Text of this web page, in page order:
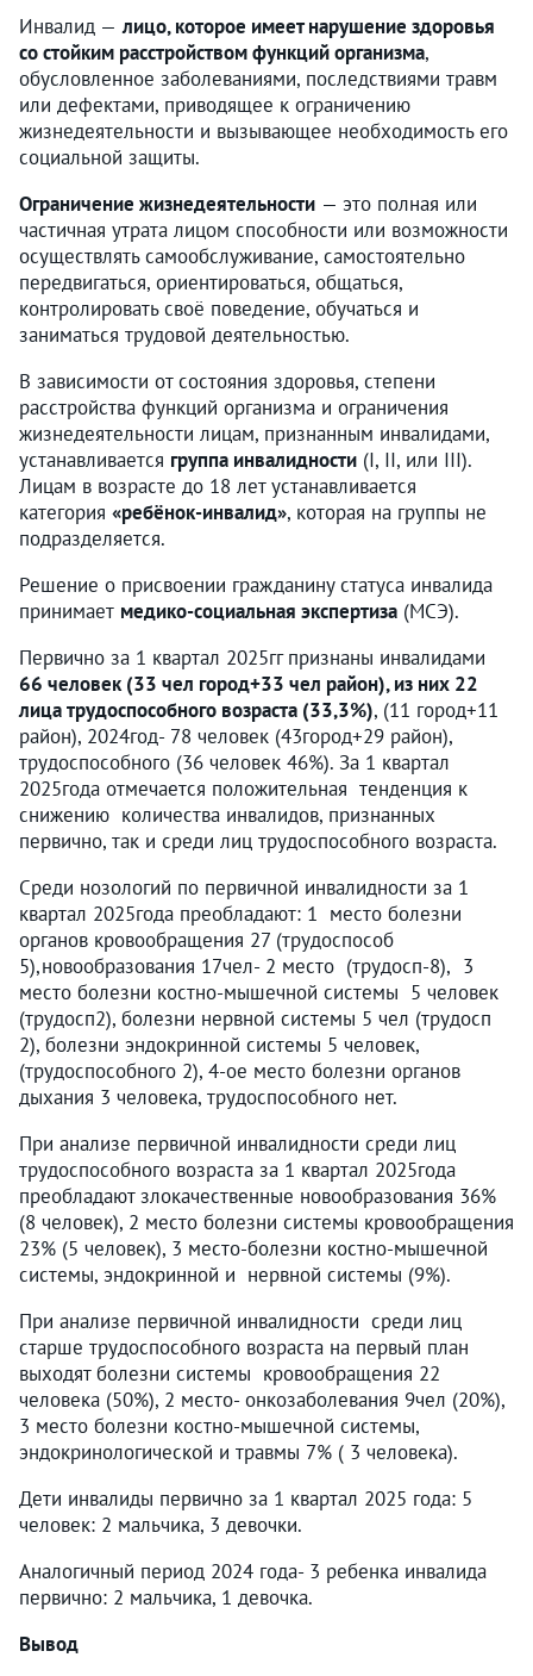
Инвалид —лицо, которое имеет нарушение здоровья
со стойким расстройством функций организма,
обусловленное заболеваниями, последствиями травм
или дефектами, приводящее к ограничению
жизнедеятельности и вызывающее необходимость его
социальной защиты.
Ограничение жизнедеятельности — это полная или
частичная утрата лицом способности или возможности
осуществлять самообслуживание, самостоятельно
передвигаться, ориентироваться, общаться,
контролировать своё поведение, обучаться и
заниматься трудовой деятельностью.
В зависимости от состояния здоровья, степени
расстройства функций организма и ограничения
жизнедеятельности лицам, признанным инвалидами,
устанавливается группа инвалидности (I, II, или III).
Лицам в возрасте до 18 лет устанавливается
категория «ребёнок-инвалид», которая на группы не
подразделяется.
Решение о присвоении гражданину статуса инвалида
принимает медико-социальная экспертиза (МСЭ).
Первично за 1 квартал 2025гг признаны инвалидами
66 человек (33 чел город+33 чел район), из них 22
лица трудоспособного возраста (33,3%), (11 город+11
район), 2024год- 78 человек (43город+29 район),
трудоспособного (36 человек 46%). За 1 квартал
2025года отмечается положительная тенденция к
снижению количества инвалидов, признанных
первично, так и среди лиц трудоспособного возраста.
Среди нозологий по первичной инвалидности за 1
квартал 2025года преобладают: 1 место болезни
органов кровообращения 27 (трудоспособ
5),новообразования 17чел- 2 место (трудосп-8), 3
место болезни костно-мышечной системы 5 человек
(трудосп2), болезни нервной системы 5 чел (трудосп
2), болезни эндокринной системы 5 человек,
(трудоспособного 2), 4-ое место болезни органов
дыхания 3 человека, трудоспособного нет.
При анализе первичной инвалидности среди лиц
трудоспособного возраста за 1 квартал 2025года
преобладают злокачественные новообразования 36%
(8 человек), 2 место болезни системы кровообращения
23% (5 человек), 3 место-болезни костно-мышечной
системы, эндокринной и нервной системы (9%).
При анализе первичной инвалидности среди лиц
старше трудоспособного возраста на первый план
выходят болезни системы кровообращения 22
человека (50%), 2 место- онкозаболевания 9чел (20%),
3 место болезни костно-мышечной системы,
эндокринологической и травмы 7% ( 3 человека).
Дети инвалиды первично за 1 квартал 2025 года: 5
человек: 2 мальчика, 3 девочки.
Аналогичный период 2024 года- 3 ребенка инвалида
первично: 2 мальчика, 1 девочка.
Вывод